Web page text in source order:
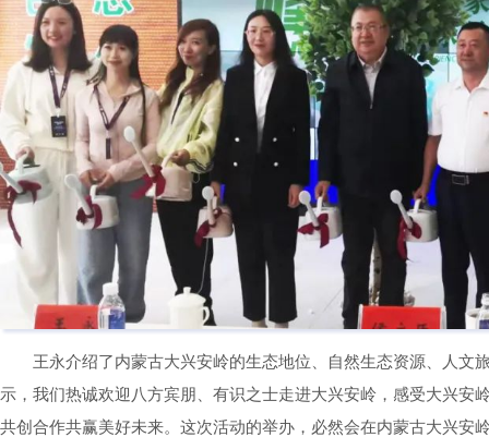
王永介绍了内蒙古大兴安岭的生态地位、自然生态资源、人文
示，我们热诚欢迎八方宾朋、有识之士走进大兴安岭，感受大兴安
共创合作共赢美好未来。这次活动的举办，必然会在内蒙古大兴安